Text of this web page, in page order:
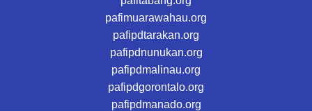
pafimuarawahau.org
pafipdtarakan.org
pafipdnunukan.org
pafipdmalinau.org
pafipdgorontalo.org
pafipdmanado.org